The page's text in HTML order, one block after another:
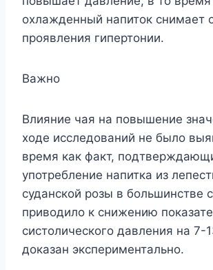
охлажденный напиток снимает
проявления гипертонии.
Важно
Влияние чая на повышение
ходе исследований не было
время как факт,
употребление напитка из
суданской розы в большинстве
приводило к снижению
систолического давления на 7-
доказан экспериментально.